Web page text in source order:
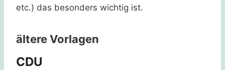
etc.) das besonders wichtig ist.
ältere Vorlagen
CDU